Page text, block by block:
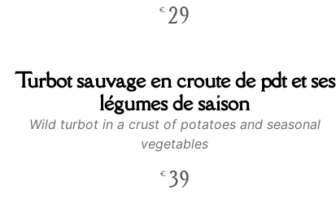
€ 29
Turbot sauvage en croute de pdt et ses
légumes de saison
Wild turbot in a crust of potatoes and seasonal
vegetables
€ 39